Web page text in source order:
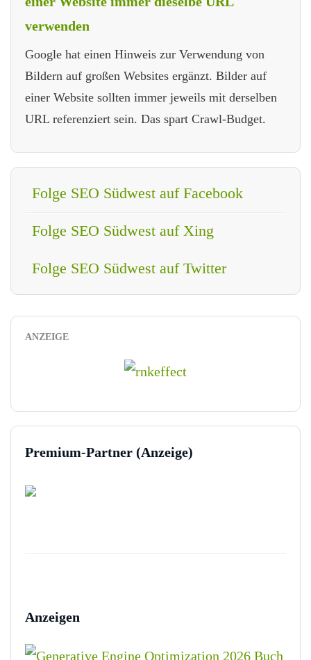
verwenden
Google hat einen Hinweis zur Verwendung von
Bildern auf großen Websites ergänzt. Bilder auf
einer Website sollten immer jeweils mit derselben
URL referenziert sein. Das spart Crawl-Budget.
Folge SEO Südwest auf Facebook
Folge SEO Südwest auf Xing
Folge SEO Südwest auf Twitter
ANZEIGE
Premium-Partner (Anzeige)
Anzeigen